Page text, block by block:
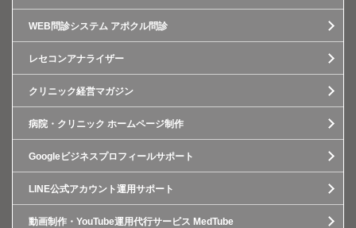
WEB問診システム アポクル問診
レセコンアナライザー
クリニック経営マガジン
病院・クリニック ホームページ制作
Googleビジネスプロフィールサポート
LINE公式アカウント運用サポート
動画制作・YouTube運用代行サービス MedTube